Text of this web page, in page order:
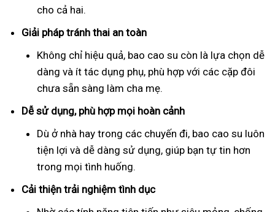
cho cả hai.
Giải pháp tránh thai an toàn
Không chỉ hiệu quả, bao cao su còn là lựa chọn dễ
dàng và ít tác dụng phụ, phù hợp với các cặp đôi
chưa sẵn sàng làm cha mẹ.
Dễ sử dụng, phù hợp mọi hoàn cảnh
Dù ở nhà hay trong các chuyến đi, bao cao su luôn
tiện lợi và dễ dàng sử dụng, giúp bạn tự tin hơn
trong mọi tình huống.
Cải thiện trải nghiệm tình dục